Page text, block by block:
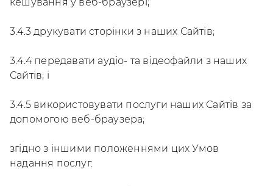
3.4.3 друкувати сторінки з наших Сайтів;
3.4.4 передавати аудіо- та відеофайли з наших
Сайтів; і
3.4.5 використовувати послуги наших Сайтів за
допомогою веб-браузера;
згідно з іншими положеннями цих Умов
надання послуг.